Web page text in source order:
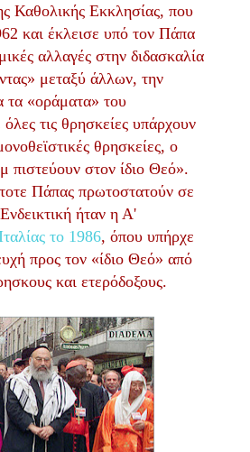
Καθολικής Εκκλησίας, που
και έκλεισε υπό τον Πάπα
αλλαγές στην διδασκαλία
μεταξύ άλλων, την
τα «οράματα» του
τις θρησκείες υπάρχουν
θρησκείες, ο
πιστεύουν στον ίδιο Θεό».
Πάπας πρωτοστατούν σε
ήταν η Α'
το 1986, όπου υπήρχε
προς τον «ίδιο Θεό» από
και ετερόδοξους.